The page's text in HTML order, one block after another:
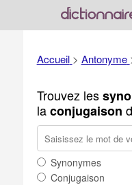
Accueil > Antonyme
Trouvez les
laconjugaison
Synonymes
Conjugaison